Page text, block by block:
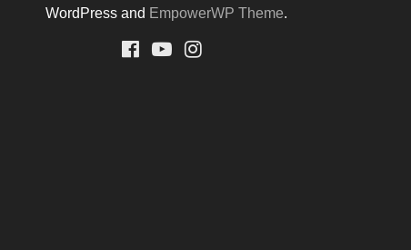
WordPress and EmpowerWP Theme.